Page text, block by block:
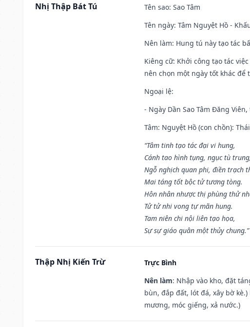
Nhị Thập Bát Tú Tên sao: Sao Tâm
Tên ngày: Tâm Nguyệt Hồ -
Nên làm: Hung tú này tạo tác
Kiêng cữ: Khởi công tạo tác
nên chọn một ngày tốt khác
Ngoại lệ:
- Ngày Dần Sao Tâm Đăng
Tâm: Nguyệt Hồ (con chồn):
“Tâm tinh tạo tác đại vi hung,
Cánh tao hình tụng, ngục tù trung,
Ngỗ nghịch quan phi, điền trạch
Mai táng tốt bộc tử tương tòng.
Hôn nhân nhược thị phùng thử
Tử tử nhi vong tự mãn hung.
Tam niên chi nội liên tạo họa,
Sự sự giáo quân một thủy chung.”
Thập Nhị Kiến Trừ
Trực Bình
Nên làm: Nhập vào kho, đặt
bùn, đắp đất, lót đá, xây bờ
mương, móc giếng, xả nước.)